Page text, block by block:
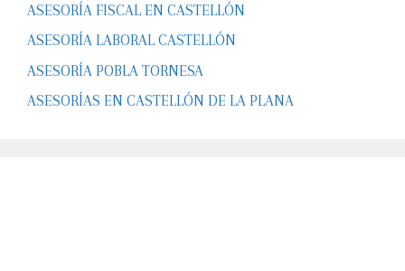
ASESORÍA FISCAL EN CASTELLÓN
ASESORÍA LABORAL CASTELLÓN
ASESORÍA POBLA TORNESA
ASESORÍAS EN CASTELLÓN DE LA PLANA